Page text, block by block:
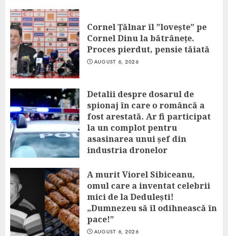
Cornel Țălnar îl ”lovește” pe
Cornel Dinu la bătrânețe.
Proces pierdut, pensie tăiată
AUGUST 6, 2026
Detalii despre dosarul de
spionaj în care o româncă a
fost arestată. Ar fi participat
la un complot pentru
asasinarea unui șef din
industria dronelor
A murit Viorel Sibiceanu,
omul care a inventat celebrii
mici de la Dedulești!
„Dumnezeu să îl odihnească în
pace!”
AUGUST 6, 2026